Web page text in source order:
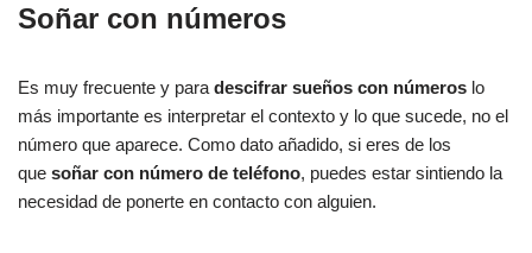
Soñar con números
Es muy frecuente y para descifrar sueños con números lo
más importante es interpretar el contexto y lo que sucede, no el
número que aparece. Como dato añadido, si eres de los
que soñar con número de teléfono, puedes estar sintiendo la
necesidad de ponerte en contacto con alguien.